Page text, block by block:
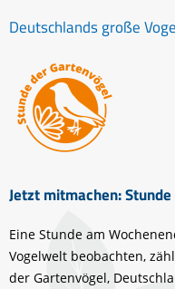
Jetzt mitmachen:
Deutschlands große
Eine Stunde am
Vogelwelt beobachten,
der Gartenvögel,